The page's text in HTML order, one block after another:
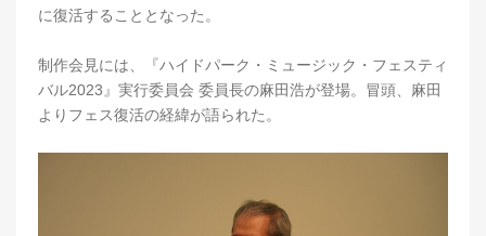
に復活することとなった。
制作会見には、『ハイドパーク・ミュージック・フェスティ
バル2023』実行委員会 委員長の麻田浩が登場。冒頭、麻田
よりフェス復活の経緯が語られた。